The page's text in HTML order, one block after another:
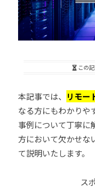
この
本記事では、 リモー
なる方にもわかりや
事例について丁寧に
方において欠かせな
て説明いたします。
ス